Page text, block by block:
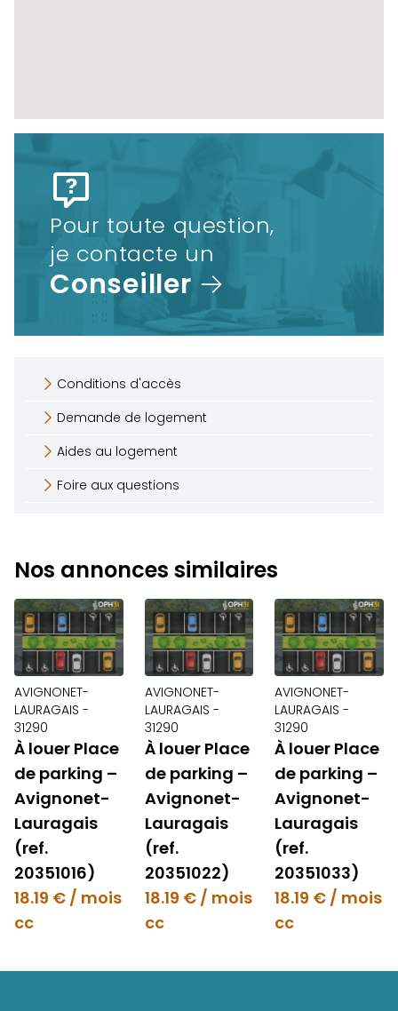
Pour toute question,
je contacte un
Conseiller
Conditions d'accès
Demande de logement
Aides au logement
Foire aux questions
Nos annonces similaires
AVIGNONET-
LAURAGAIS -
31290
À louer Place
de parking –
Avignonet-
Lauragais
(ref.
20351016)
18.19 € / mois
cc
AVIGNONET-
LAURAGAIS -
31290
À louer Place
de parking –
Avignonet-
Lauragais
(ref.
20351022)
18.19 € / mois
cc
AVIGNONET-
LAURAGAIS -
31290
À louer Place
de parking –
Avignonet-
Lauragais
(ref.
20351033)
18.19 € / mois
cc